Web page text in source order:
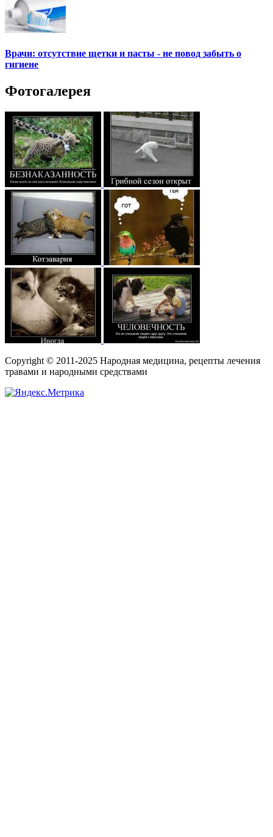
Врачи: отсутствие щетки и пасты - не повод забыть о
гигиене
Фотогалерея
Copyright © 2011-2025 Народная медицина, рецепты лечения
травами и народными средствами